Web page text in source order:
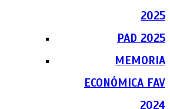
2025
PAD 2025
MEMORIA
ECONÓMICA FAV
2024